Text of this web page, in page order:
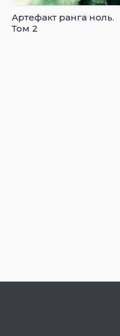
Артефакт ранга ноль.
Том 2